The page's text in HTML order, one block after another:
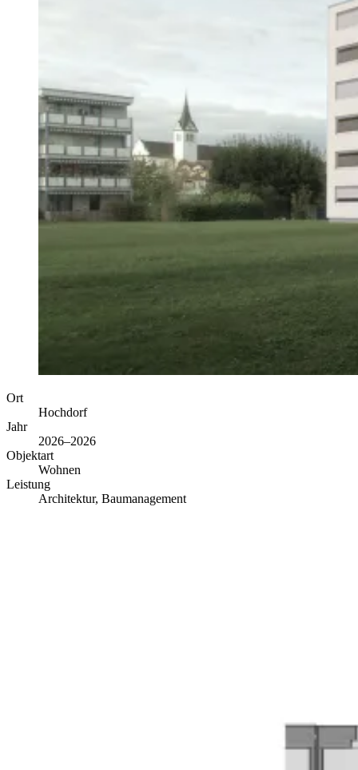
Ort
Hochdorf
Jahr
2026–2026
Objektart
Wohnen
Leistung
Architektur, Baumanagement